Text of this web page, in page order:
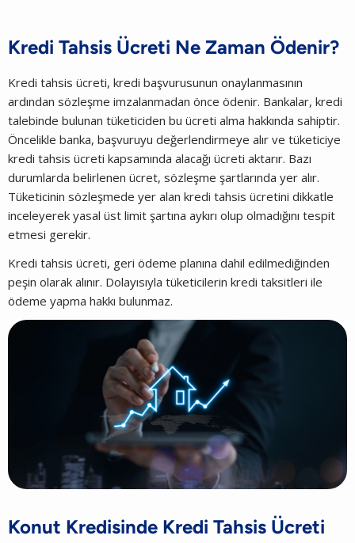
Kredi Tahsis Ücreti Ne Zaman Ödenir?
Kredi tahsis ücreti, kredi başvurusunun onaylanmasının
ardından sözleşme imzalanmadan önce ödenir. Bankalar, kredi
talebinde bulunan tüketiciden bu ücreti alma hakkında sahiptir.
Öncelikle banka, başvuruyu değerlendirmeye alır ve tüketiciye
kredi tahsis ücreti kapsamında alacağı ücreti aktarır. Bazı
durumlarda belirlenen ücret, sözleşme şartlarında yer alır.
Tüketicinin sözleşmede yer alan kredi tahsis ücretini dikkatle
inceleyerek yasal üst limit şartına aykırı olup olmadığını tespit
etmesi gerekir.
Kredi tahsis ücreti, geri ödeme planına dahil edilmediğinden
peşin olarak alınır. Dolayısıyla tüketicilerin kredi taksitleri ile
ödeme yapma hakkı bulunmaz.
Konut Kredisinde Kredi Tahsis Ücreti